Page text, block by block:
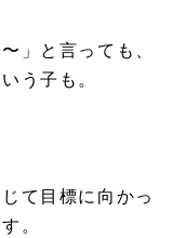
」と言っても、
う子も。
て目標に向かっ
。